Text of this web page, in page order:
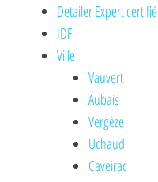
Detailer Expert certifié
IDF
Ville
Vauvert
Aubais
Vergèze
Uchaud
Caveirac